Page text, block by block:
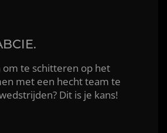
om te schitteren op het
met een hecht team te
Dit is je kans!